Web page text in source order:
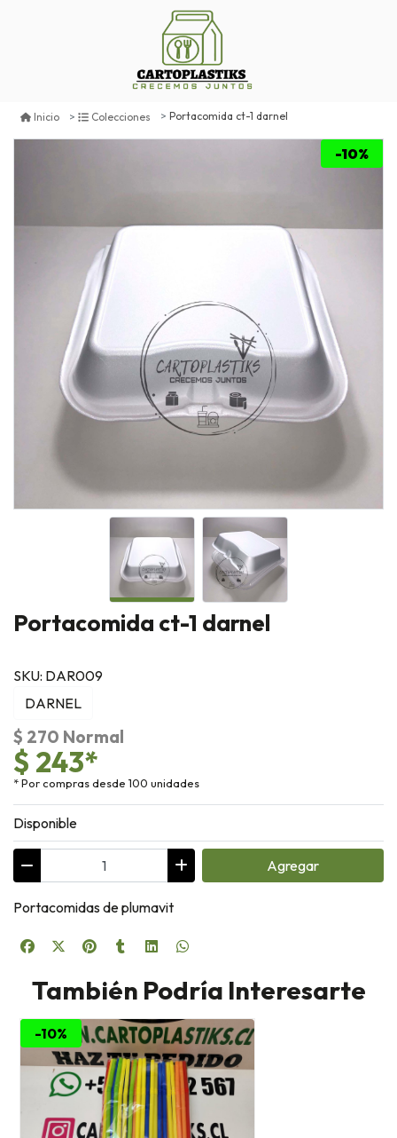
Inicio Colecciones Portacomida ct-1 darnel
-10%
Portacomida ct-1 darnel
SKU: DAR009
DARNEL
$ 270 Normal
$ 243*
* Por compras desde 100 unidades
Disponible
Agregar
Portacomidas de plumavit
También Podría Interesarte
-10%